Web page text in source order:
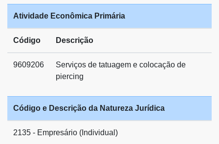
Atividade Econômica Primária
Código Descrição
9609206
Serviços de tatuagem e colocação de
piercing
Código e Descrição da Natureza Jurídica
2135 - Empresário (Individual)